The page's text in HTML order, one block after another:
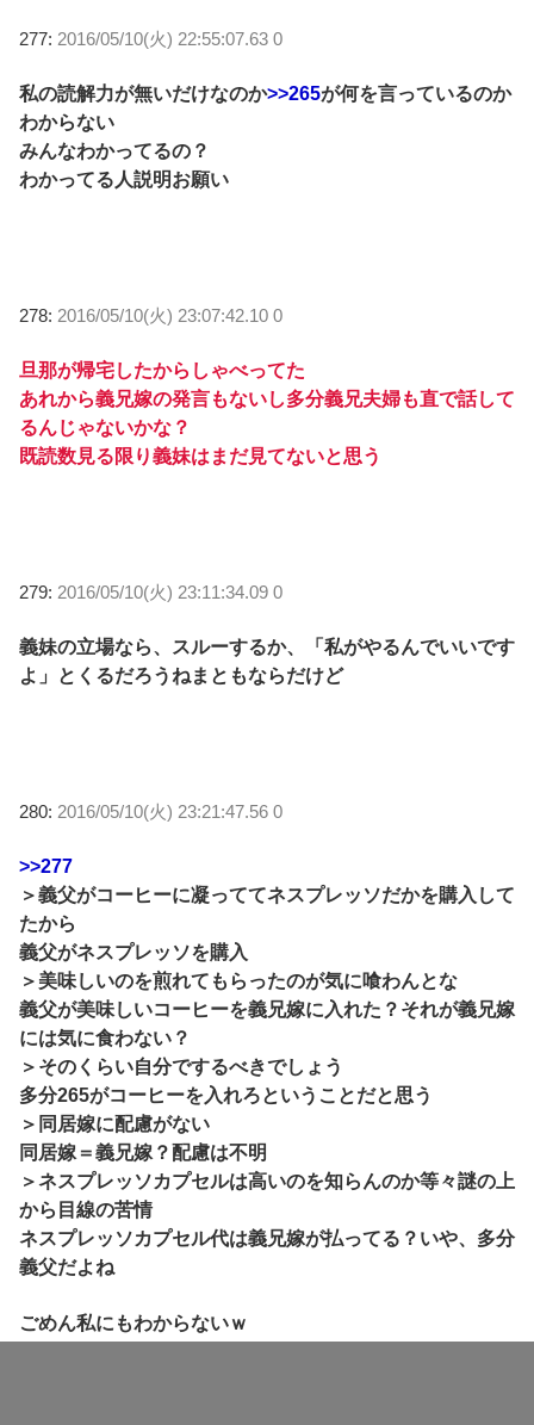
277: 2016/05/10(火) 22:55:07.63 0
私の読解力が無いだけなのか>>265が何を言っているのか
わからない
みんなわかってるの？
わかってる人説明お願い
278: 2016/05/10(火) 23:07:42.10 0
旦那が帰宅したからしゃべってた
あれから義兄嫁の発言もないし多分義兄夫婦も直で話して
るんじゃないかな？
既読数見る限り義妹はまだ見てないと思う
279: 2016/05/10(火) 23:11:34.09 0
義妹の立場なら、スルーするか、「私がやるんでいいです
よ」とくるだろうねまともならだけど
280: 2016/05/10(火) 23:21:47.56 0
>>277
＞義父がコーヒーに凝っててネスプレッソだかを購入して
たから
義父がネスプレッソを購入
＞美味しいのを煎れてもらったのが気に喰わんとな
義父が美味しいコーヒーを義兄嫁に入れた？それが義兄嫁
には気に食わない？
＞そのくらい自分でするべきでしょう
多分265がコーヒーを入れろということだと思う
＞同居嫁に配慮がない
同居嫁＝義兄嫁？配慮は不明
＞ネスプレッソカプセルは高いのを知らんのか等々謎の上
から目線の苦情
ネスプレッソカプセル代は義兄嫁が払ってる？いや、多分
義父だよね
ごめん私にもわからないｗ